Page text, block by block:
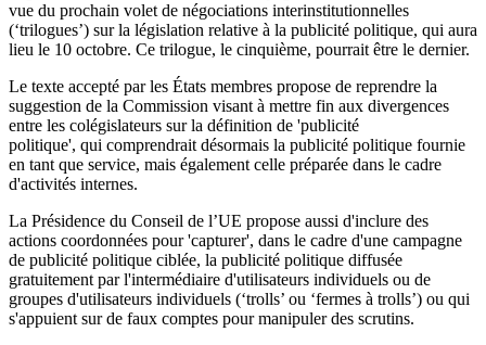
vue du prochain volet de négociations interinstitutionnelles
(‘trilogues’) sur la législation relative à la publicité politique, qui aura
lieu le 10 octobre. Ce trilogue, le cinquième, pourrait être le dernier.
Le texte accepté par les États membres propose de reprendre la
suggestion de la Commission visant à mettre fin aux divergences
entre les colégislateurs sur la définition de 'publicité
politique', qui comprendrait désormais la publicité politique fournie
en tant que service, mais également celle préparée dans le cadre
d'activités internes.
La Présidence du Conseil de l’UE propose aussi d'inclure des
actions coordonnées pour 'capturer', dans le cadre d'une campagne
de publicité politique ciblée, la publicité politique diffusée
gratuitement par l'intermédiaire d'utilisateurs individuels ou de
groupes d'utilisateurs individuels (‘trolls’ ou ‘fermes à trolls’) ou qui
s'appuient sur de faux comptes pour manipuler des scrutins.